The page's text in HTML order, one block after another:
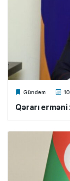
Gündəm
Xalq.Online
Qərarı erməni